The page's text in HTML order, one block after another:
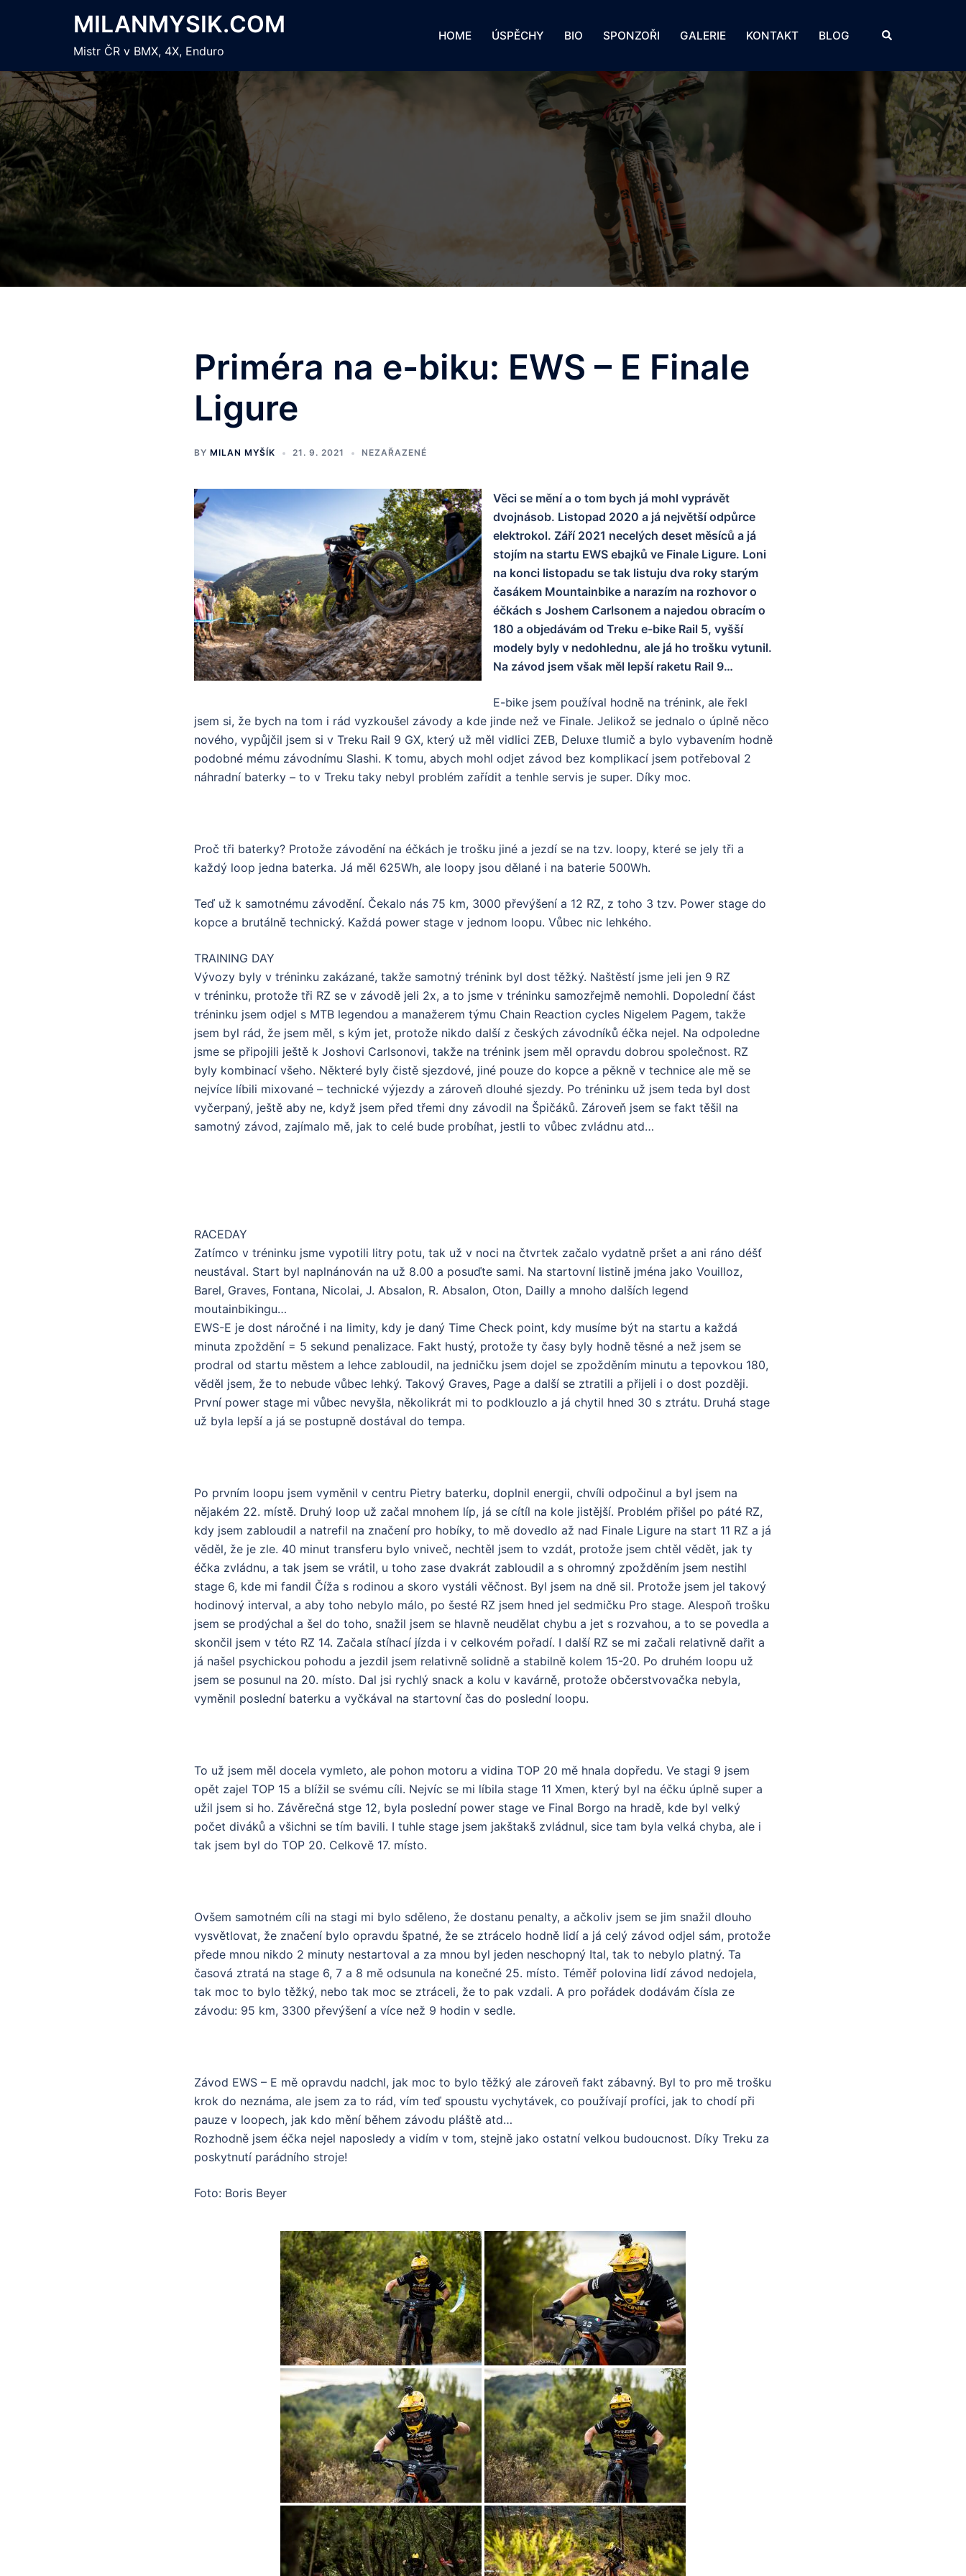
MILANMYSIK.COM
Mistr ČR v BMX, 4X, Enduro
HOME ÚSPĚCHY BIO SPONZOŘI GALERIE KONTAKT BLOG Search
Priméra na e-biku: EWS – E Finale
Ligure
BY MILAN MYŠÍK 21. 9. 2021 NEZAŘAZENÉ
Věci se mění a o tom bych já mohl vyprávět
dvojnásob. Listopad 2020 a já největší odpůrce
elektrokol. Září 2021 necelých deset měsíců a já
stojím na startu EWS ebajků ve Finale Ligure. Loni
na konci listopadu se tak listuju dva roky starým
časákem Mountainbike a narazím na rozhovor o
éčkách s Joshem Carlsonem a najedou obracím o
180 a objedávám od Treku e-bike Rail 5, vyšší
modely byly v nedohlednu, ale já ho trošku vytunil.
Na závod jsem však měl lepší raketu Rail 9…
E-bike jsem používal hodně na trénink, ale řekl
jsem si, že bych na tom i rád vyzkoušel závody a kde jinde než ve Finale. Jelikož se jednalo o úplně něco
nového, vypůjčil jsem si v Treku Rail 9 GX, který už měl vidlici ZEB, Deluxe tlumič a bylo vybavením hodně
podobné mému závodnímu Slashi. K tomu, abych mohl odjet závod bez komplikací jsem potřeboval 2
náhradní baterky – to v Treku taky nebyl problém zařídit a tenhle servis je super. Díky moc.
Proč tři baterky? Protože závodění na éčkách je trošku jiné a jezdí se na tzv. loopy, které se jely tři a
každý loop jedna baterka. Já měl 625Wh, ale loopy jsou dělané i na baterie 500Wh.
Teď už k samotnému závodění. Čekalo nás 75 km, 3000 převýšení a 12 RZ, z toho 3 tzv. Power stage do
kopce a brutálně technický. Každá power stage v jednom loopu. Vůbec nic lehkého.
TRAINING DAY
Vývozy byly v tréninku zakázané, takže samotný trénink byl dost těžký. Naštěstí jsme jeli jen 9 RZ
v tréninku, protože tři RZ se v závodě jeli 2x, a to jsme v tréninku samozřejmě nemohli. Dopolední část
tréninku jsem odjel s MTB legendou a manažerem týmu Chain Reaction cycles Nigelem Pagem, takže
jsem byl rád, že jsem měl, s kým jet, protože nikdo další z českých závodníků éčka nejel. Na odpoledne
jsme se připojili ještě k Joshovi Carlsonovi, takže na trénink jsem měl opravdu dobrou společnost. RZ
byly kombinací všeho. Některé byly čistě sjezdové, jiné pouze do kopce a pěkně v technice ale mě se
nejvíce líbili mixované – technické výjezdy a zároveň dlouhé sjezdy. Po tréninku už jsem teda byl dost
vyčerpaný, ještě aby ne, když jsem před třemi dny závodil na Špičáků. Zároveň jsem se fakt těšil na
samotný závod, zajímalo mě, jak to celé bude probíhat, jestli to vůbec zvládnu atd…
RACEDAY
Zatímco v tréninku jsme vypotili litry potu, tak už v noci na čtvrtek začalo vydatně pršet a ani ráno déšť
neustával. Start byl naplnánován na už 8.00 a posuďte sami. Na startovní listině jména jako Vouilloz,
Barel, Graves, Fontana, Nicolai, J. Absalon, R. Absalon, Oton, Dailly a mnoho dalších legend
moutainbikingu…
EWS-E je dost náročné i na limity, kdy je daný Time Check point, kdy musíme být na startu a každá
minuta zpoždění = 5 sekund penalizace. Fakt hustý, protože ty časy byly hodně těsné a než jsem se
prodral od startu městem a lehce zabloudil, na jedničku jsem dojel se zpožděním minutu a tepovkou 180,
věděl jsem, že to nebude vůbec lehký. Takový Graves, Page a další se ztratili a přijeli i o dost později.
První power stage mi vůbec nevyšla, několikrát mi to podklouzlo a já chytil hned 30 s ztrátu. Druhá stage
už byla lepší a já se postupně dostával do tempa.
Po prvním loopu jsem vyměnil v centru Pietry baterku, doplnil energii, chvíli odpočinul a byl jsem na
nějakém 22. místě. Druhý loop už začal mnohem líp, já se cítíl na kole jistější. Problém přišel po páté RZ,
kdy jsem zabloudil a natrefil na značení pro hobíky, to mě dovedlo až nad Finale Ligure na start 11 RZ a já
věděl, že je zle. 40 minut transferu bylo vniveč, nechtěl jsem to vzdát, protože jsem chtěl vědět, jak ty
éčka zvládnu, a tak jsem se vrátil, u toho zase dvakrát zabloudil a s ohromný zpožděním jsem nestihl
stage 6, kde mi fandil Číža s rodinou a skoro vystáli věčnost. Byl jsem na dně sil. Protože jsem jel takový
hodinový interval, a aby toho nebylo málo, po šesté RZ jsem hned jel sedmičku Pro stage. Alespoň trošku
jsem se prodýchal a šel do toho, snažil jsem se hlavně neudělat chybu a jet s rozvahou, a to se povedla a
skončil jsem v této RZ 14. Začala stíhací jízda i v celkovém pořadí. I další RZ se mi začali relativně dařit a
já našel psychickou pohodu a jezdil jsem relativně solidně a stabilně kolem 15-20. Po druhém loopu už
jsem se posunul na 20. místo. Dal jsi rychlý snack a kolu v kavárně, protože občerstvovačka nebyla,
vyměnil poslední baterku a vyčkával na startovní čas do poslední loopu.
To už jsem měl docela vymleto, ale pohon motoru a vidina TOP 20 mě hnala dopředu. Ve stagi 9 jsem
opět zajel TOP 15 a blížil se svému cíli. Nejvíc se mi líbila stage 11 Xmen, který byl na éčku úplně super a
užil jsem si ho. Závěrečná stge 12, byla poslední power stage ve Final Borgo na hradě, kde byl velký
počet diváků a všichni se tím bavili. I tuhle stage jsem jakštakš zvládnul, sice tam byla velká chyba, ale i
tak jsem byl do TOP 20. Celkově 17. místo.
Ovšem samotném cíli na stagi mi bylo sděleno, že dostanu penalty, a ačkoliv jsem se jim snažil dlouho
vysvětlovat, že značení bylo opravdu špatné, že se ztrácelo hodně lidí a já celý závod odjel sám, protože
přede mnou nikdo 2 minuty nestartoval a za mnou byl jeden neschopný Ital, tak to nebylo platný. Ta
časová ztratá na stage 6, 7 a 8 mě odsunula na konečné 25. místo. Téměř polovina lidí závod nedojela,
tak moc to bylo těžký, nebo tak moc se ztráceli, že to pak vzdali. A pro pořádek dodávám čísla ze
závodu: 95 km, 3300 převýšení a více než 9 hodin v sedle.
Závod EWS – E mě opravdu nadchl, jak moc to bylo těžký ale zároveň fakt zábavný. Byl to pro mě trošku
krok do neznáma, ale jsem za to rád, vím teď spoustu vychytávek, co používají profíci, jak to chodí při
pauze v loopech, jak kdo mění během závodu pláště atd…
Rozhodně jsem éčka nejel naposledy a vidím v tom, stejně jako ostatní velkou budoucnost. Díky Treku za
poskytnutí parádního stroje!
Foto: Boris Beyer